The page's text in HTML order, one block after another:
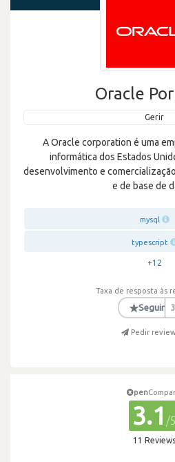
Oracle
Gerir
A Oracle corporation é uma
informática dos Estados
desenvolvimento e
e de base de
mysql
typescript
+12
Taxa de resposta às
★Seguir
Pedir
pen
3.1 /5
11 Reviews